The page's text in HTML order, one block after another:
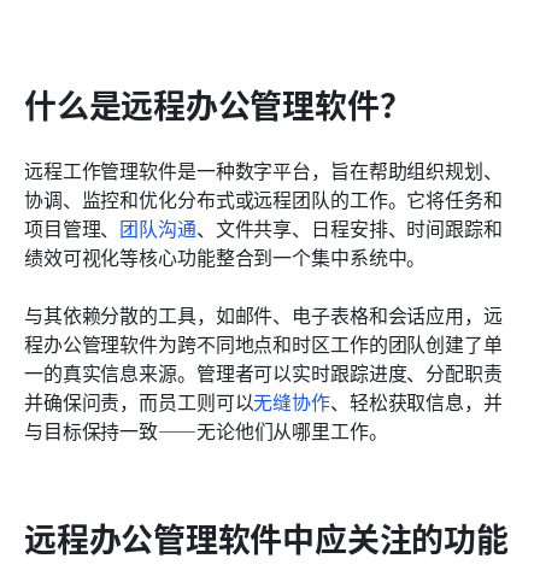
什么是远程办公管理软件？
远程工作管理软件是一种数字平台，旨在帮助组织规划、
协调、监控和优化分布式或远程团队的工作。它将任务和
项目管理、 团队沟通、文件共享、日程安排、时间跟踪和
绩效可视化等核心功能整合到一个集中系统中。
与其依赖分散的工具，如邮件、电子表格和会话应用，远
程办公管理软件为跨不同地点和时区工作的团队创建了单
一的真实信息来源。管理者可以实时跟踪进度、分配职责
并确保问责，而员工则可以无缝协作、轻松获取信息，并
与目标保持一致——无论他们从哪里工作。
远程办公管理软件中应关注的功能